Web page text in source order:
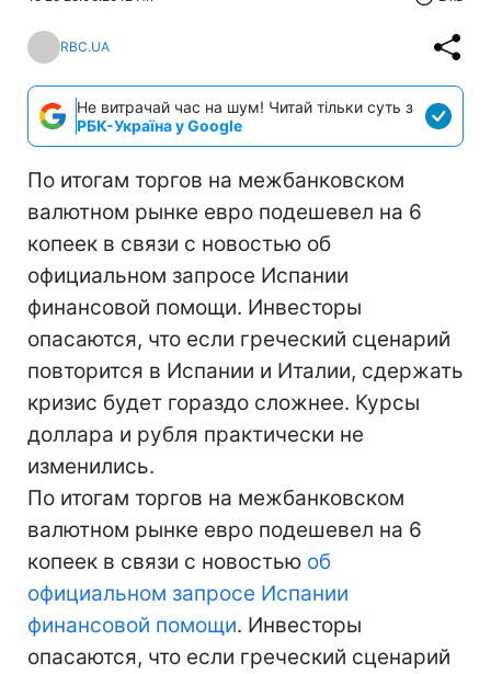
RBC.UA
Не витрачай час на шум! Читай тільки суть з
РБК-Україна у Google
По итогам торгов на межбанковском
валютном рынке евро подешевел на 6
копеек в связи с новостью об
официальном запросе Испании
финансовой помощи. Инвесторы
опасаются, что если греческий сценарий
повторится в Испании и Италии, сдержать
кризис будет гораздо сложнее. Курсы
доллара и рубля практически не
изменились.
По итогам торгов на межбанковском
валютном рынке евро подешевел на 6
копеек в связи с новостью об
официальном запросе Испании
финансовой помощи. Инвесторы
опасаются, что если греческий сценарий